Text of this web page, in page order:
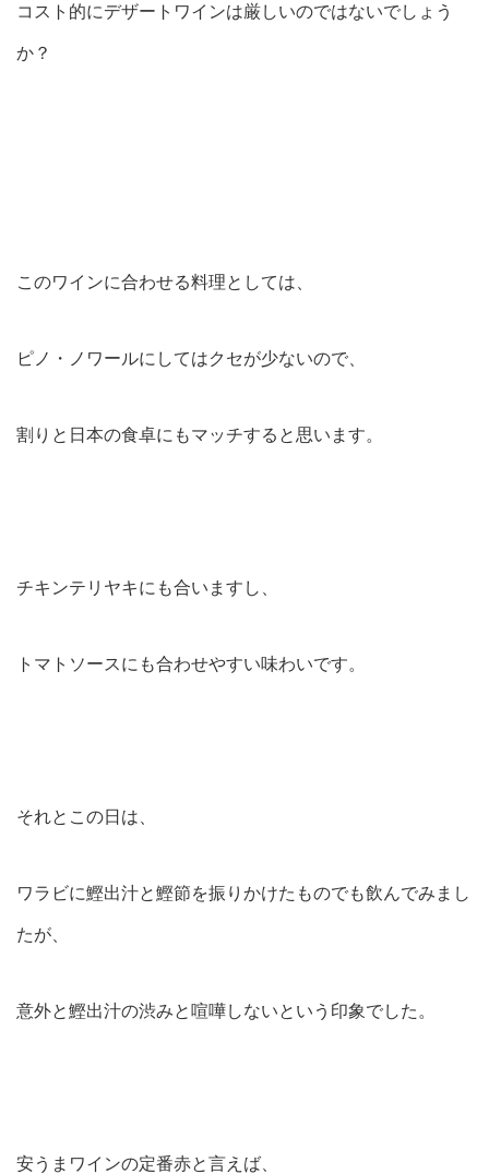
コスト的にデザートワインは厳しいのではないでしょう
か？
このワインに合わせる料理としては、
ピノ・ノワールにしてはクセが少ないので、
割りと日本の食卓にもマッチすると思います。
チキンテリヤキにも合いますし、
トマトソースにも合わせやすい味わいです。
それとこの日は、
ワラビに鰹出汁と鰹節を振りかけたものでも飲んでみまし
たが、
意外と鰹出汁の渋みと喧嘩しないという印象でした。
安うまワインの定番赤と言えば、